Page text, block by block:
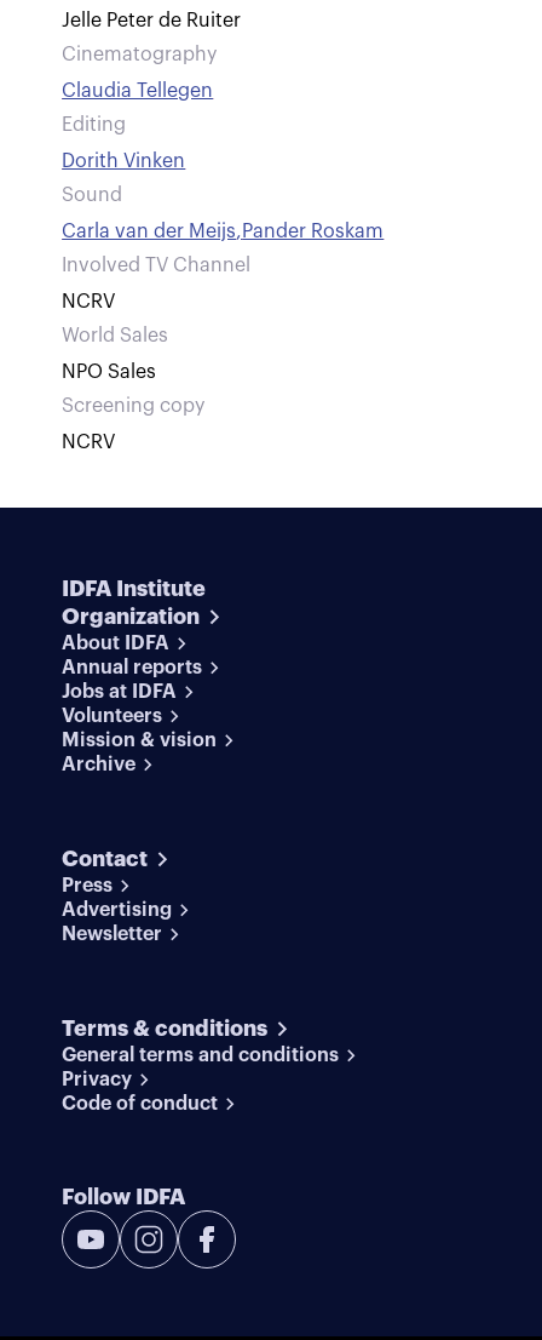
Jelle Peter de Ruiter
Cinematography
Claudia Tellegen
Editing
Dorith Vinken
Sound
Carla van der Meijs,Pander Roskam
Involved TV Channel
NCRV
World Sales
NPO Sales
Screening copy
NCRV
IDFA Institute
Organization
About IDFA
Annual reports
Jobs at IDFA
Volunteers
Mission & vision
Archive
Contact
Press
Advertising
Newsletter
Terms & conditions
General terms and conditions
Privacy
Code of conduct
Follow IDFA